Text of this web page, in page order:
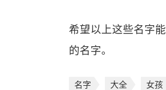
希望以上这些名字
的名字。
名字 大全 女孩